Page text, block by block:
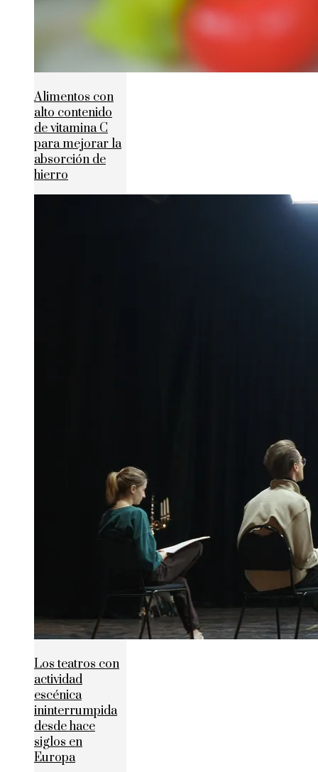
Alimentos con
alto contenido
de vitamina C
para mejorar la
absorción de
hierro
Los teatros con
actividad
escénica
ininterrumpida
desde hace
siglos en
Europa